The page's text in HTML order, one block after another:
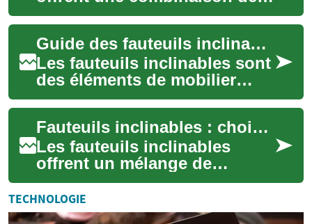
confort et de fonctionnalité
appréciée dans de nombreux
intérieu...
Guide des fauteuils inclinables : confort, matériaux et choix
Les fauteuils inclinables sont
des éléments de mobilier
conçus pour offrir confort et
soutien, que ce soit pour la
le...
Fauteuils inclinables : choisir un fauteuil en cuir adapté
Les fauteuils inclinables
offrent un mélange de
confort, de fonctionnalité et
d'esthétique pour le salon, le
bureau o...
TECHNOLOGIE